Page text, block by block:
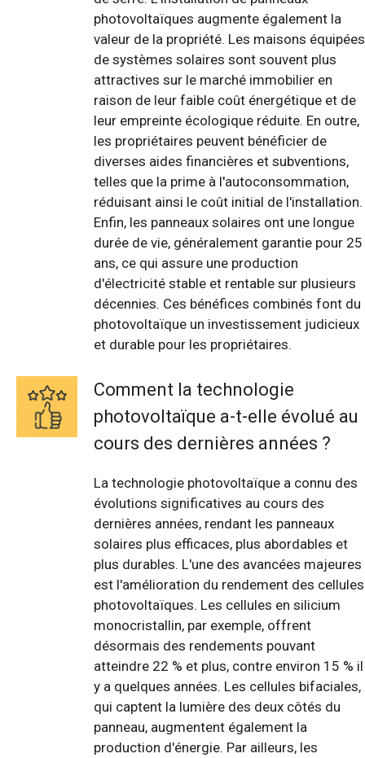
photovoltaïques augmente également la
valeur de la propriété. Les maisons équipées
de systèmes solaires sont souvent plus
attractives sur le marché immobilier en
raison de leur faible coût énergétique et de
leur empreinte écologique réduite. En outre,
les propriétaires peuvent bénéficier de
diverses aides financières et subventions,
telles que la prime à l'autoconsommation,
réduisant ainsi le coût initial de l'installation.
Enfin, les panneaux solaires ont une longue
durée de vie, généralement garantie pour 25
ans, ce qui assure une production
d'électricité stable et rentable sur plusieurs
décennies. Ces bénéfices combinés font du
photovoltaïque un investissement judicieux
et durable pour les propriétaires.
Comment la technologie
photovoltaïque a-t-elle évolué au
cours des dernières années ?
La technologie photovoltaïque a connu des
évolutions significatives au cours des
dernières années, rendant les panneaux
solaires plus efficaces, plus abordables et
plus durables. L'une des avancées majeures
est l'amélioration du rendement des cellules
photovoltaïques. Les cellules en silicium
monocristallin, par exemple, offrent
désormais des rendements pouvant
atteindre 22 % et plus, contre environ 15 % il
y a quelques années. Les cellules bifaciales,
qui captent la lumière des deux côtés du
panneau, augmentent également la
production d'énergie. Par ailleurs, les